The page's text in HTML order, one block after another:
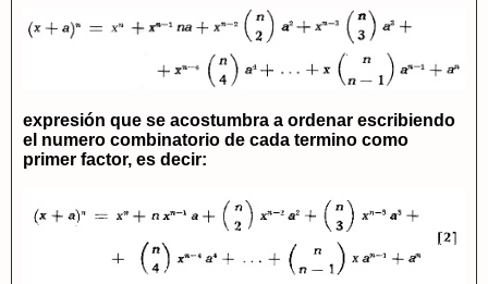
expresión que se acostumbra a ordenar escribiendo
el numero combinatorio de cada termino como
primer factor, es decir: